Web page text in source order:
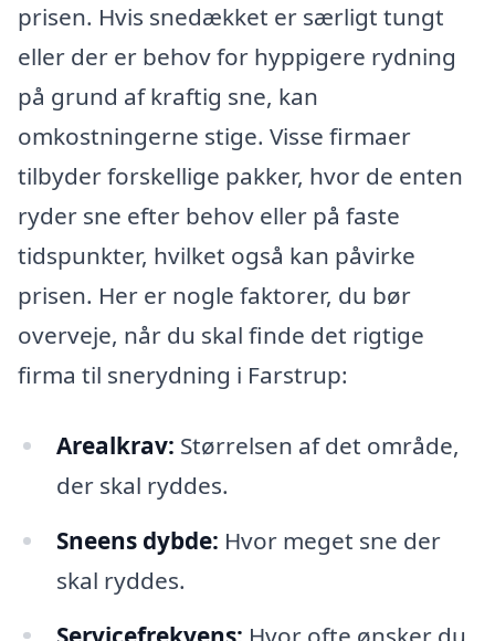
prisen. Hvis snedækket er særligt tungt
eller der er behov for hyppigere rydning
på grund af kraftig sne, kan
omkostningerne stige. Visse firmaer
tilbyder forskellige pakker, hvor de enten
ryder sne efter behov eller på faste
tidspunkter, hvilket også kan påvirke
prisen. Her er nogle faktorer, du bør
overveje, når du skal finde det rigtige
firma til snerydning i Farstrup:
Arealkrav: Størrelsen af det område,
der skal ryddes.
Sneens dybde: Hvor meget sne der
skal ryddes.